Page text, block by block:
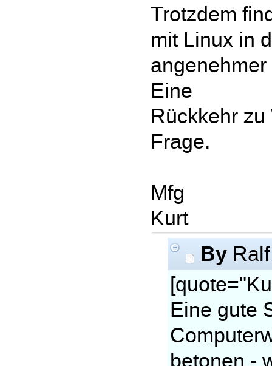
Trotzdem
mit Linux in
Eine
Rückkehr
Frage.
Mfg
Kurt
By
Eine gute